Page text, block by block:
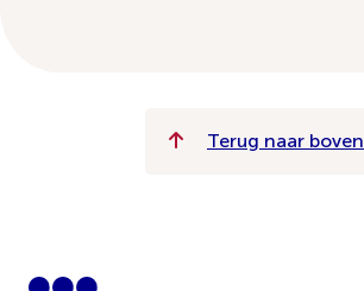
Terug naar boven